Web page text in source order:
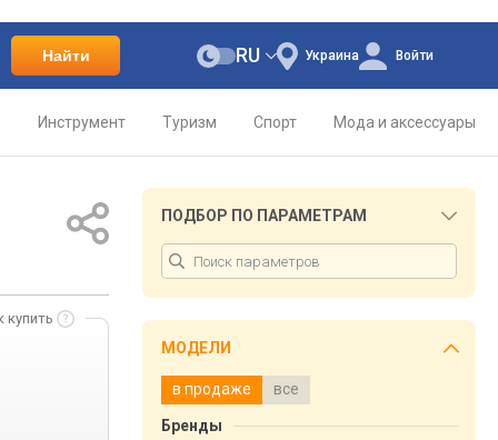
Найти Украина
RU Войти
Инструмент Туризм Спорт Мода и аксессуары
купить
ПОДБОР ПО ПАРАМЕТРАМ
МОДЕЛИ
в продаже все
Бренды